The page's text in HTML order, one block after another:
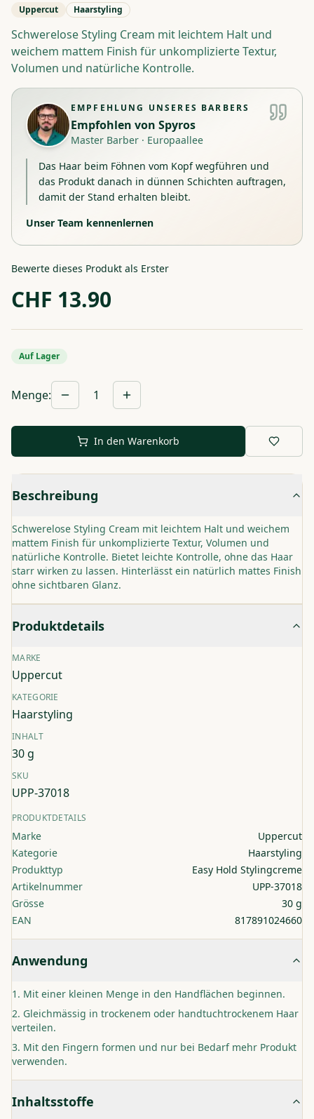
Uppercut Haarstyling
Schwerelose Styling Cream mit leichtem Halt und
weichem mattem Finish für unkomplizierte Textur,
Volumen und natürliche Kontrolle.
EMPFEHLUNG UNSERES BARBERS
Empfohlen von Spyros
Master Barber · Europaallee
Das Haar beim Föhnen vom Kopf wegführen und
das Produkt danach in dünnen Schichten auftragen,
damit der Stand erhalten bleibt.
Unser Team kennenlernen
Bewerte dieses Produkt als Erster
CHF 13.90
Auf Lager
Menge: 1
In den Warenkorb
Beschreibung
Schwerelose Styling Cream mit leichtem Halt und weichem
mattem Finish für unkomplizierte Textur, Volumen und
natürliche Kontrolle. Bietet leichte Kontrolle, ohne das Haar
starr wirken zu lassen. Hinterlässt ein natürlich mattes Finish
ohne sichtbaren Glanz.
Produktdetails
MARKE
Uppercut
KATEGORIE
Haarstyling
INHALT
30 g
SKU
UPP-37018
PRODUKTDETAILS
Marke
Uppercut
Kategorie
Haarstyling
Produkttyp
Easy Hold Stylingcreme
Artikelnummer
UPP-37018
Grösse
30 g
EAN
817891024660
Anwendung
Mit einer kleinen Menge in den Handflächen beginnen.
Gleichmässig in trockenem oder handtuchtrockenem Haar
verteilen.
Mit den Fingern formen und nur bei Bedarf mehr Produkt
verwenden.
Inhaltsstoffe